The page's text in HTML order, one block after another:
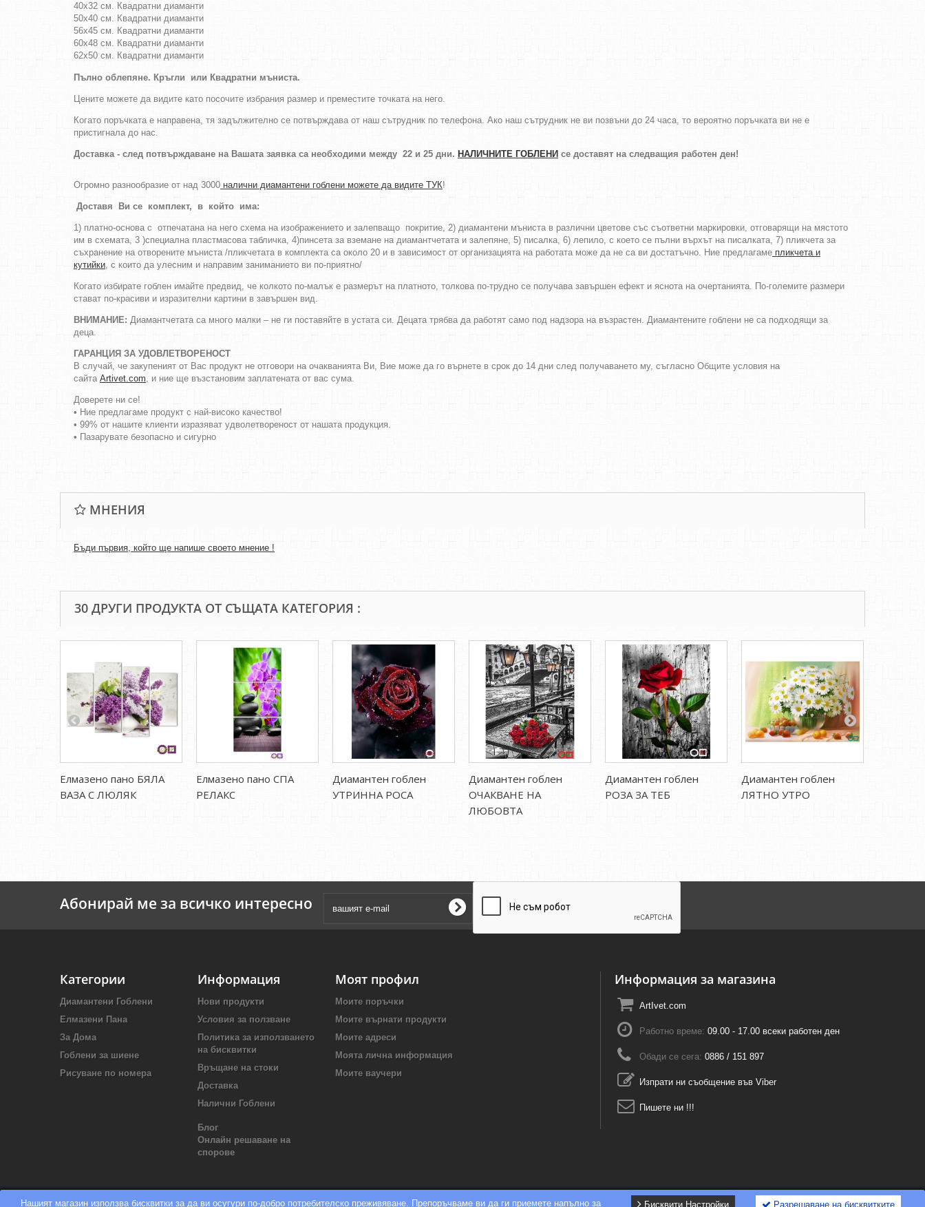
Нашият магазин използва бисквитки за да ви осугури по-добро потребителско преживяване. Препоръчваме ви да ги приемете напълно за Разрешаване на бисквитките
Бисквити Настройки
40х32 см. Квадратни диаманти
50х40 см. Квадратни диаманти
56х45 см. Квадратни диаманти
60х48 см. Квадратни диаманти
62х50 см. Квадратни диаманти
Пълно облепяне. Кръгли или Квадратни мъниста.
Цените можете да видите като посочите избрания размер и преместите точката на него.
Когато поръчката е направена, тя задължително се потвърждава от наш сътрудник по телефона. Ако наш сътрудник не ви позвъни до 24 часа, то вероятно поръчката ви не е
пристигнала до нас.
Доставка - след потвърждаване на Вашата заявка са необходими между 22 и 25 дни. НАЛИЧНИТЕ ГОБЛЕНИ се доставят на следващия работен ден!
Огромно разнообразие от над 3000 налични диамантени гоблени можете да видите ТУК!
Доставя Ви се комплект, в който има:
1) платно-основа с отпечатана на него схема на изображението и залепващо покритие, 2) диамантени мъниста в различни цветове със съответни маркировки, отговарящи на мястото
им в схемата, 3 )специална пластмасова табличка, 4)пинсета за вземане на диамантчетата и залепяне, 5) писалка, 6) лепило, с което се пълни върхът на писалката, 7) пликчета за
съхранение на отворените мъниста /пликчетата в комплекта са около 20 и в зависимост от организацията на работата може да не са ви достатъчно. Ние предлагаме пликчета и
кутийки, с които да улесним и направим заниманието ви по-приятно/
Когато избирате гоблен имайте предвид, че колкото по-малък е размерът на платното, толкова по-трудно се получава завършен ефект и яснота на очертанията. По-големите размери
стават по-красиви и изразителни картини в завършен вид.
ВНИМАНИЕ: Диамантчетата са много малки – не ги поставяйте в устата си. Децата трябва да работят само под надзора на възрастен. Диамантените гоблени не са подходящи за
деца.
ГАРАНЦИЯ ЗА УДОВЛЕТВОРЕНОСТ
В случай, че закупеният от Вас продукт не отговори на очакванията Ви, Вие може да го върнете в срок до 14 дни след получаването му, съгласно Общите условия на
сайта Artivet.com, и ние ще възстановим заплатената от вас сума.
Доверете ни се!
• Ние предлагаме продукт с най-високо качество!
• 99% от нашите клиенти изразяват удволетвореност от нашата продукция.
• Пазарувате безопасно и сигурно
МНЕНИЯ
Бъди първия, който ще напише своето мнение !
30 ДРУГИ ПРОДУКТА ОТ СЪЩАТА КАТЕГОРИЯ :
Елмазено пано БЯЛА
ВАЗА С ЛЮЛЯК
Елмазено пано СПА
РЕЛАКС
Диамантен гоблен
УТРИННА РОСА
Диамантен гоблен
ОЧАКВАНЕ НА
ЛЮБОВТА
Диамантен гоблен
РОЗА ЗА ТЕБ
Диамантен гоблен
ЛЯТНО УТРО
Абонирай ме за всичко интересно
Категории
Диамантени Гоблени
Елмазени Пана
За Дома
Гоблени за шиене
Рисуване по номера
Информация
Нови продукти
Условия за ползване
Политика за използването
на бисквитки
Връщане на стоки
Доставка
Налични Гоблени
Блог
Онлайн решаване на
спорове
Моят профил
Моите поръчки
Моите върнати продукти
Моите адреси
Моята лична информация
Моите ваучери
Информация за магазина
ArtIvet.com
Работно време: 09.00 - 17.00 всеки работен ден
Обади се сега: 0886 / 151 897
Изпрати ни съобщение във Viber
Пишете ни !!!